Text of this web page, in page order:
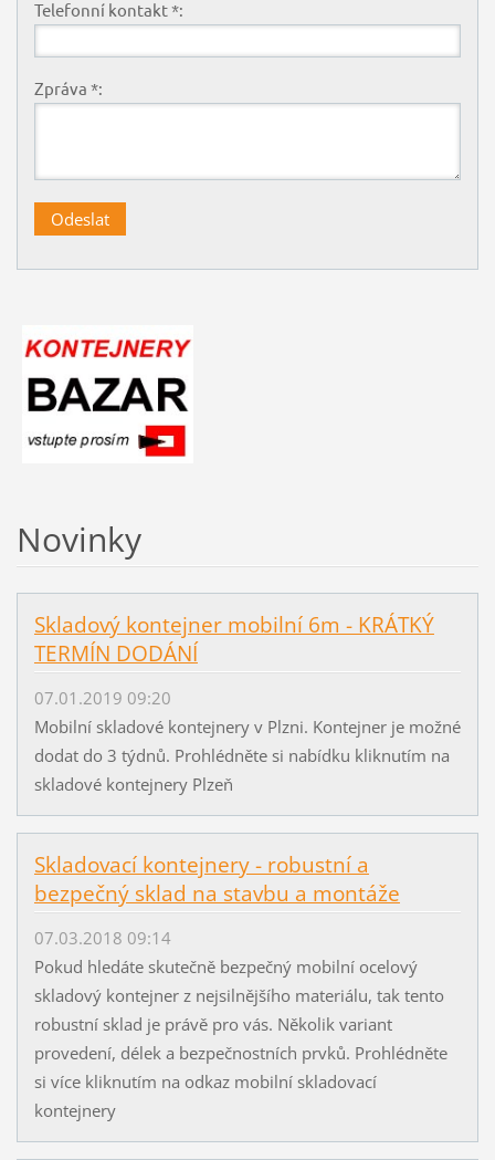
Telefonní kontakt *:
Zpráva *:
Novinky
Skladový kontejner mobilní 6m - KRÁTKÝ
TERMÍN DODÁNÍ
07.01.2019 09:20
Mobilní skladové kontejnery v Plzni. Kontejner je možné
dodat do 3 týdnů. Prohlédněte si nabídku kliknutím na
skladové kontejnery Plzeň
Skladovací kontejnery - robustní a
bezpečný sklad na stavbu a montáže
07.03.2018 09:14
Pokud hledáte skutečně bezpečný mobilní ocelový
skladový kontejner z nejsilnějšího materiálu, tak tento
robustní sklad je právě pro vás. Několik variant
provedení, délek a bezpečnostních prvků. Prohlédněte
si více kliknutím na odkaz mobilní skladovací
kontejnery